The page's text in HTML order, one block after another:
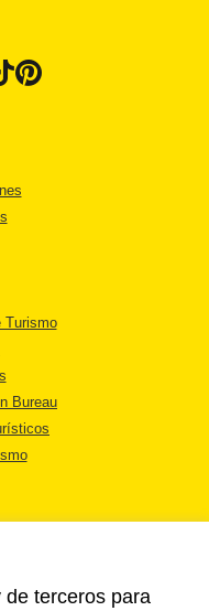
Turismo
Bureau
de terceros para